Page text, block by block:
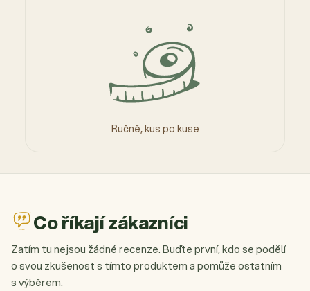
Ručně, kus po kuse
Co říkají zákazníci
Zatím tu nejsou žádné recenze. Buďte první, kdo se podělí
o svou zkušenost s tímto produktem a pomůže ostatním
s výběrem.